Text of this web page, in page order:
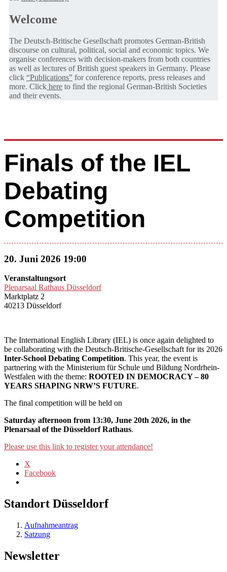
Welcome
The Deutsch-Britische Gesellschaft promotes German-British
discourse on cultural, political, social and economic topics. We
organise conferences with decision-makers from both countries
as well as lectures of British guest speakers in Germany. Please
click “Publications” for conference reports, press releases and
more. Click here to find the regional German-British Societies
and their events.
Finals of the IEL
Debating
Competition
20. Juni 2026 19:00
Veranstaltungsort
Plenarsaal Rathaus Düsseldorf
Marktplatz 2
40213 Düsseldorf
The International English Library (IEL) is once again delighted to
be collaborating with the Deutsch-Britische-Gesellschaft for its 2026
Inter-School Debating Competition. This year, the event is
partnering with the Ministerium für Schule und Bildung Nordrhein-
Westfalen with the theme: ROOTED IN DEMOCRACY – 80
YEARS SHAPING NRW’S FUTURE.
The final competition will be held on
Saturday afternoon from 13:30, June 20th 2026, in the
Plenarsaal of the Düsseldorf Rathaus.
Please use this link to register your attendance!
X
Facebook
Standort Düsseldorf
Aufnahmeantrag
Satzung
Newsletter